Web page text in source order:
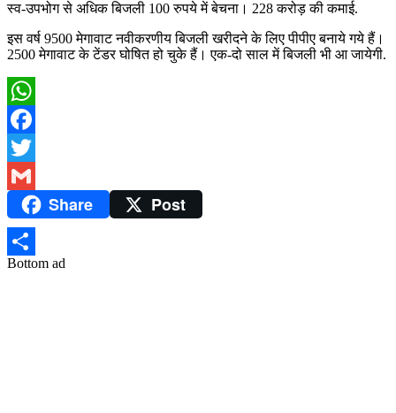
स्व-उपभोग से अधिक बिजली 100 रुपये में बेचना। 228 करोड़ की कमाई.
इस वर्ष 9500 मेगावाट नवीकरणीय बिजली खरीदने के लिए पीपीए बनाये गये हैं।
2500 मेगावाट के टेंडर घोषित हो चुके हैं। एक-दो साल में बिजली भी आ जायेगी.
WhatsApp
Facebook
Twitter
Gmail Share Post
Share
Bottom ad